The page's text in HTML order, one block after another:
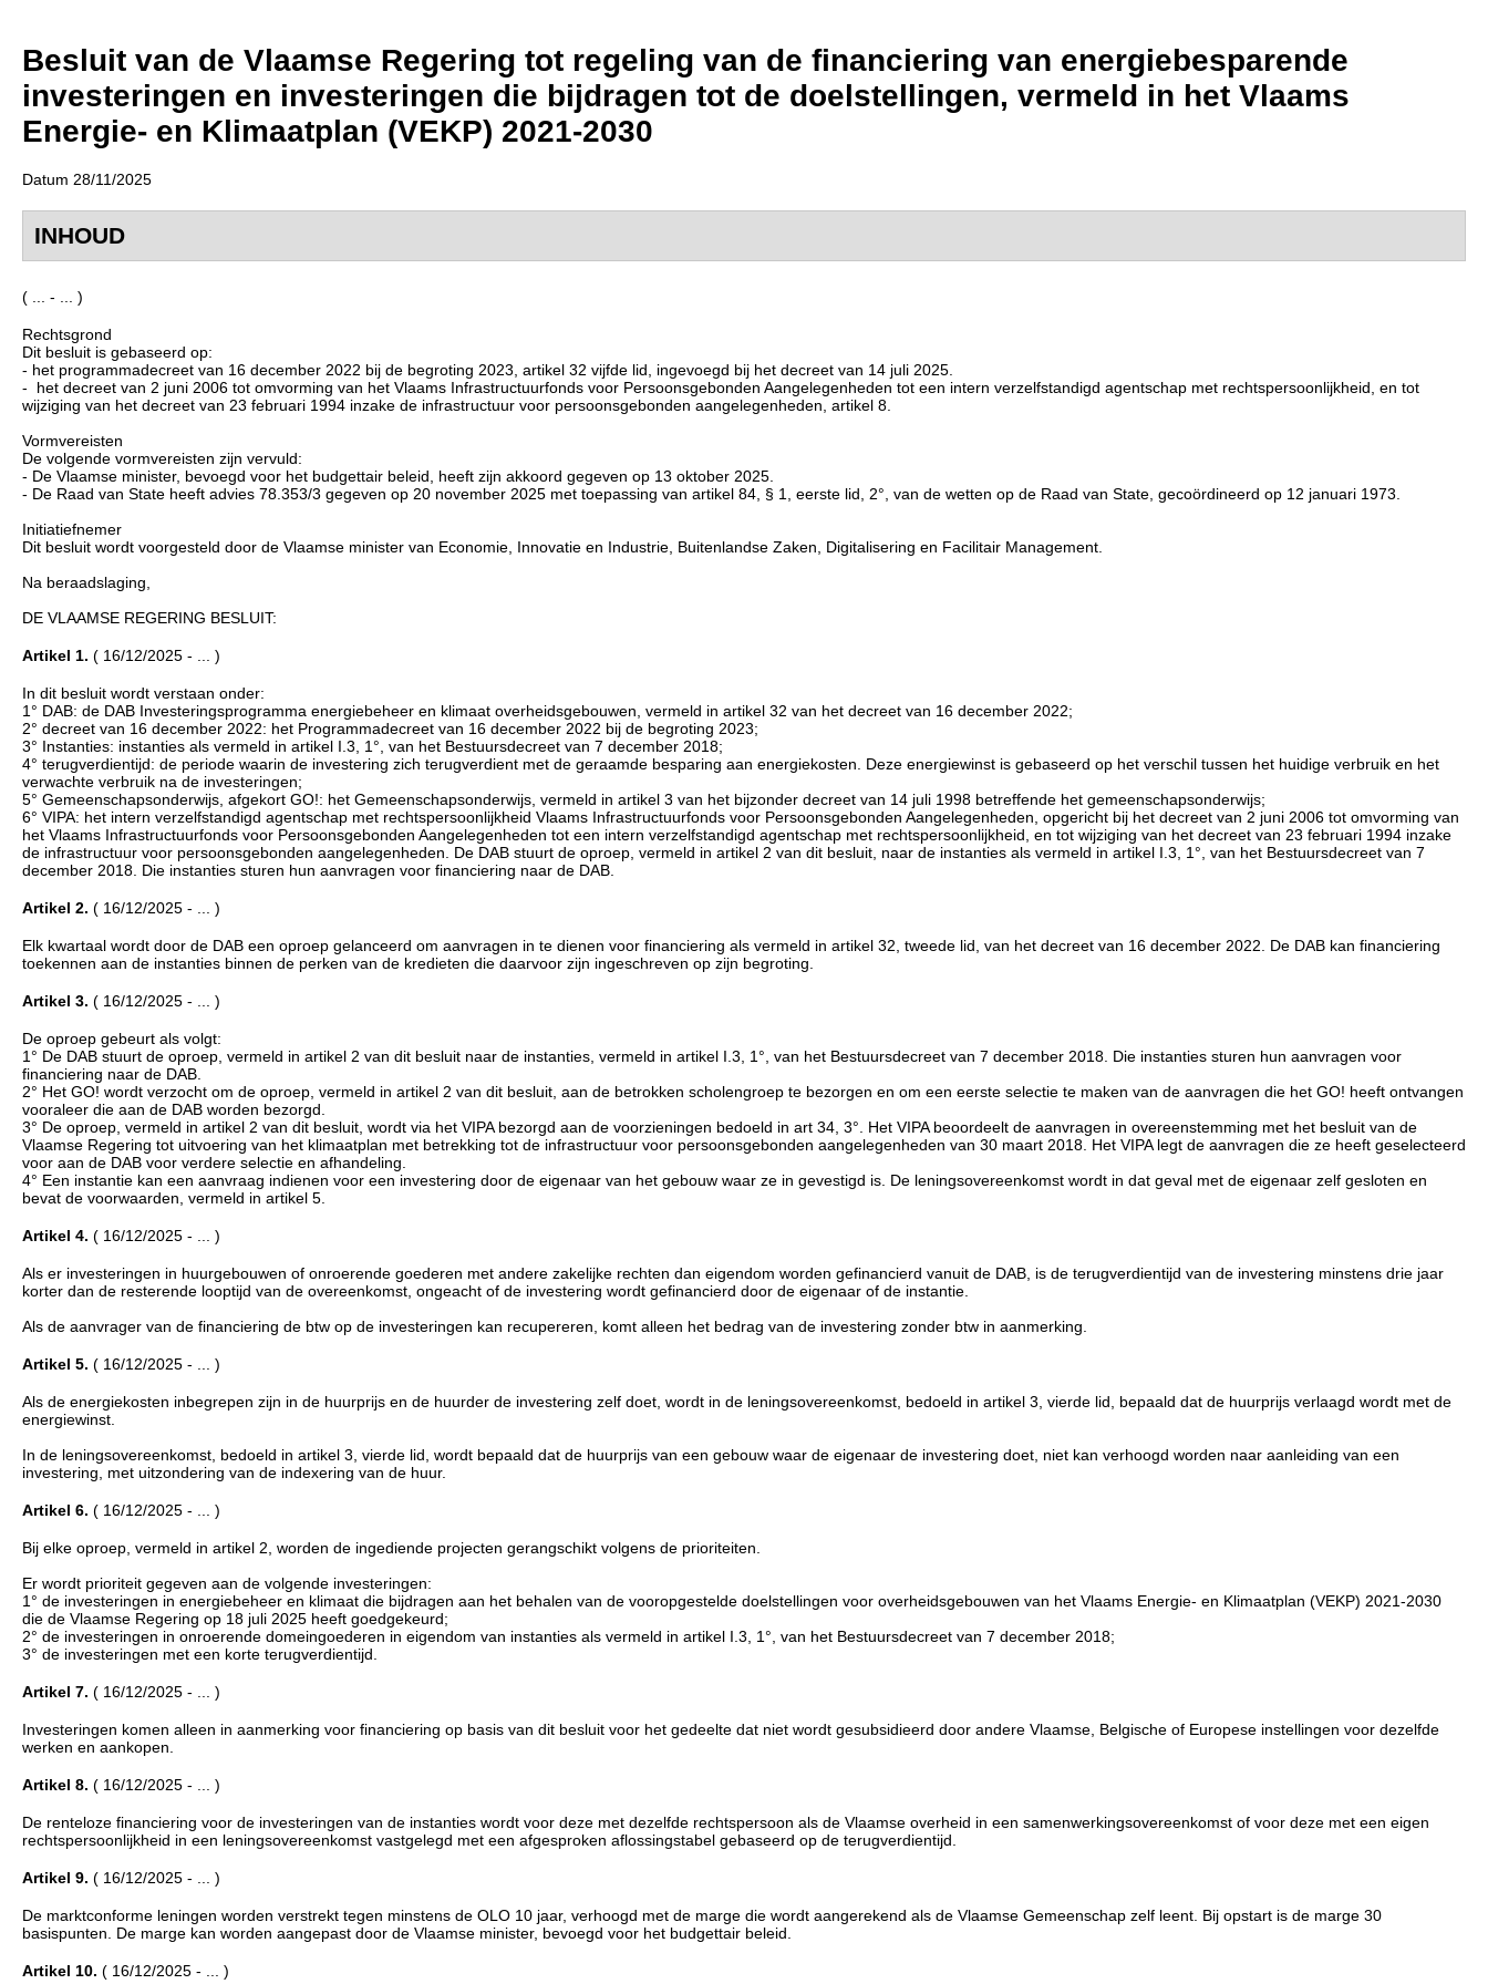
Besluit van de Vlaamse Regering tot regeling van de financiering van energiebesparende
investeringen en investeringen die bijdragen tot de doelstellingen, vermeld in het Vlaams
Energie- en Klimaatplan (VEKP) 2021-2030
Datum 28/11/2025
INHOUD
( ... - ... )
Rechtsgrond
Dit besluit is gebaseerd op:
- het programmadecreet van 16 december 2022 bij de begroting 2023, artikel 32 vijfde lid, ingevoegd bij het decreet van 14 juli 2025.
- het decreet van 2 juni 2006 tot omvorming van het Vlaams Infrastructuurfonds voor Persoonsgebonden Aangelegenheden tot een intern verzelfstandigd agentschap met rechtspersoonlijkheid, en tot
wijziging van het decreet van 23 februari 1994 inzake de infrastructuur voor persoonsgebonden aangelegenheden, artikel 8.
Vormvereisten
De volgende vormvereisten zijn vervuld:
- De Vlaamse minister, bevoegd voor het budgettair beleid, heeft zijn akkoord gegeven op 13 oktober 2025.
- De Raad van State heeft advies 78.353/3 gegeven op 20 november 2025 met toepassing van artikel 84, § 1, eerste lid, 2°, van de wetten op de Raad van State, gecoördineerd op 12 januari 1973.
Initiatiefnemer
Dit besluit wordt voorgesteld door de Vlaamse minister van Economie, Innovatie en Industrie, Buitenlandse Zaken, Digitalisering en Facilitair Management.
Na beraadslaging,
DE VLAAMSE REGERING BESLUIT:
Artikel 1. ( 16/12/2025 - ... )
In dit besluit wordt verstaan onder:
1° DAB: de DAB Investeringsprogramma energiebeheer en klimaat overheidsgebouwen, vermeld in artikel 32 van het decreet van 16 december 2022;
2° decreet van 16 december 2022: het Programmadecreet van 16 december 2022 bij de begroting 2023;
3° Instanties: instanties als vermeld in artikel I.3, 1°, van het Bestuursdecreet van 7 december 2018;
4° terugverdientijd: de periode waarin de investering zich terugverdient met de geraamde besparing aan energiekosten. Deze energiewinst is gebaseerd op het verschil tussen het huidige verbruik en het
verwachte verbruik na de investeringen;
5° Gemeenschapsonderwijs, afgekort GO!: het Gemeenschapsonderwijs, vermeld in artikel 3 van het bijzonder decreet van 14 juli 1998 betreffende het gemeenschapsonderwijs;
6° VIPA: het intern verzelfstandigd agentschap met rechtspersoonlijkheid Vlaams Infrastructuurfonds voor Persoonsgebonden Aangelegenheden, opgericht bij het decreet van 2 juni 2006 tot omvorming van
het Vlaams Infrastructuurfonds voor Persoonsgebonden Aangelegenheden tot een intern verzelfstandigd agentschap met rechtspersoonlijkheid, en tot wijziging van het decreet van 23 februari 1994 inzake
de infrastructuur voor persoonsgebonden aangelegenheden. De DAB stuurt de oproep, vermeld in artikel 2 van dit besluit, naar de instanties als vermeld in artikel I.3, 1°, van het Bestuursdecreet van 7
december 2018. Die instanties sturen hun aanvragen voor financiering naar de DAB.
Artikel 2. ( 16/12/2025 - ... )
Elk kwartaal wordt door de DAB een oproep gelanceerd om aanvragen in te dienen voor financiering als vermeld in artikel 32, tweede lid, van het decreet van 16 december 2022. De DAB kan financiering
toekennen aan de instanties binnen de perken van de kredieten die daarvoor zijn ingeschreven op zijn begroting.
Artikel 3. ( 16/12/2025 - ... )
De oproep gebeurt als volgt:
1° De DAB stuurt de oproep, vermeld in artikel 2 van dit besluit naar de instanties, vermeld in artikel I.3, 1°, van het Bestuursdecreet van 7 december 2018. Die instanties sturen hun aanvragen voor
financiering naar de DAB.
2° Het GO! wordt verzocht om de oproep, vermeld in artikel 2 van dit besluit, aan de betrokken scholengroep te bezorgen en om een eerste selectie te maken van de aanvragen die het GO! heeft ontvangen
vooraleer die aan de DAB worden bezorgd.
3° De oproep, vermeld in artikel 2 van dit besluit, wordt via het VIPA bezorgd aan de voorzieningen bedoeld in art 34, 3°. Het VIPA beoordeelt de aanvragen in overeenstemming met het besluit van de
Vlaamse Regering tot uitvoering van het klimaatplan met betrekking tot de infrastructuur voor persoonsgebonden aangelegenheden van 30 maart 2018. Het VIPA legt de aanvragen die ze heeft geselecteerd
voor aan de DAB voor verdere selectie en afhandeling.
4° Een instantie kan een aanvraag indienen voor een investering door de eigenaar van het gebouw waar ze in gevestigd is. De leningsovereenkomst wordt in dat geval met de eigenaar zelf gesloten en
bevat de voorwaarden, vermeld in artikel 5.
Artikel 4. ( 16/12/2025 - ... )
Als er investeringen in huurgebouwen of onroerende goederen met andere zakelijke rechten dan eigendom worden gefinancierd vanuit de DAB, is de terugverdientijd van de investering minstens drie jaar
korter dan de resterende looptijd van de overeenkomst, ongeacht of de investering wordt gefinancierd door de eigenaar of de instantie.
Als de aanvrager van de financiering de btw op de investeringen kan recupereren, komt alleen het bedrag van de investering zonder btw in aanmerking.
Artikel 5. ( 16/12/2025 - ... )
Als de energiekosten inbegrepen zijn in de huurprijs en de huurder de investering zelf doet, wordt in de leningsovereenkomst, bedoeld in artikel 3, vierde lid, bepaald dat de huurprijs verlaagd wordt met de
energiewinst.
In de leningsovereenkomst, bedoeld in artikel 3, vierde lid, wordt bepaald dat de huurprijs van een gebouw waar de eigenaar de investering doet, niet kan verhoogd worden naar aanleiding van een
investering, met uitzondering van de indexering van de huur.
Artikel 6. ( 16/12/2025 - ... )
Bij elke oproep, vermeld in artikel 2, worden de ingediende projecten gerangschikt volgens de prioriteiten.
Er wordt prioriteit gegeven aan de volgende investeringen:
1° de investeringen in energiebeheer en klimaat die bijdragen aan het behalen van de vooropgestelde doelstellingen voor overheidsgebouwen van het Vlaams Energie- en Klimaatplan (VEKP) 2021-2030
die de Vlaamse Regering op 18 juli 2025 heeft goedgekeurd;
2° de investeringen in onroerende domeingoederen in eigendom van instanties als vermeld in artikel I.3, 1°, van het Bestuursdecreet van 7 december 2018;
3° de investeringen met een korte terugverdientijd.
Artikel 7. ( 16/12/2025 - ... )
Investeringen komen alleen in aanmerking voor financiering op basis van dit besluit voor het gedeelte dat niet wordt gesubsidieerd door andere Vlaamse, Belgische of Europese instellingen voor dezelfde
werken en aankopen.
Artikel 8. ( 16/12/2025 - ... )
De renteloze financiering voor de investeringen van de instanties wordt voor deze met dezelfde rechtspersoon als de Vlaamse overheid in een samenwerkingsovereenkomst of voor deze met een eigen
rechtspersoonlijkheid in een leningsovereenkomst vastgelegd met een afgesproken aflossingstabel gebaseerd op de terugverdientijd.
Artikel 9. ( 16/12/2025 - ... )
De marktconforme leningen worden verstrekt tegen minstens de OLO 10 jaar, verhoogd met de marge die wordt aangerekend als de Vlaamse Gemeenschap zelf leent. Bij opstart is de marge 30
basispunten. De marge kan worden aangepast door de Vlaamse minister, bevoegd voor het budgettair beleid.
Artikel 10. ( 16/12/2025 - ... )